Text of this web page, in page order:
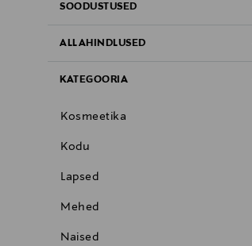
SOODUSTUSED
ALLAHINDLUSED
KATEGOORIA
Kosmeetika
Kodu
Lapsed
Mehed
Naised